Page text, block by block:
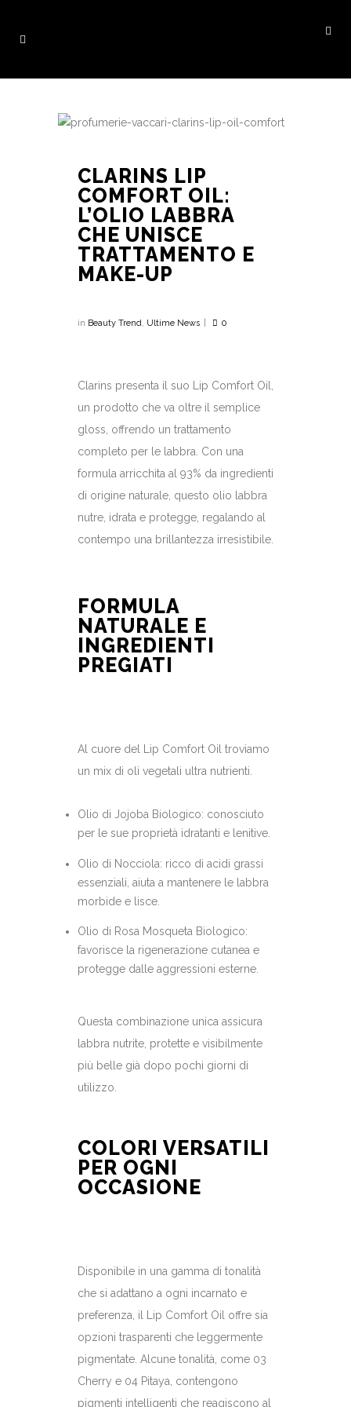
CLARINS LIP
COMFORT OIL:
L’OLIO LABBRA
CHE UNISCE
TRATTAMENTO E
MAKE-UP
in Beauty Trend, Ultime News 0
Clarins presenta il suo Lip Comfort Oil,
un prodotto che va oltre il semplice
gloss, offrendo un trattamento
completo per le labbra. Con una
formula arricchita al 93% da ingredienti
di origine naturale, questo olio labbra
nutre, idrata e protegge, regalando al
contempo una brillantezza irresistibile.
FORMULA
NATURALE E
INGREDIENTI
PREGIATI
Al cuore del Lip Comfort Oil troviamo
un mix di oli vegetali ultra nutrienti.
Olio di Jojoba Biologico: conosciuto
per le sue proprietà idratanti e lenitive.
Olio di Nocciola: ricco di acidi grassi
essenziali, aiuta a mantenere le labbra
morbide e lisce.
Olio di Rosa Mosqueta Biologico:
favorisce la rigenerazione cutanea e
protegge dalle aggressioni esterne.
Questa combinazione unica assicura
labbra nutrite, protette e visibilmente
più belle già dopo pochi giorni di
utilizzo.
COLORI VERSATILI
PER OGNI
OCCASIONE
Disponibile in una gamma di tonalità
che si adattano a ogni incarnato e
preferenza, il Lip Comfort Oil offre sia
opzioni trasparenti che leggermente
pigmentate. Alcune tonalità, come 03
Cherry e 04 Pitaya, contengono
pigmenti intelligenti che reagiscono al